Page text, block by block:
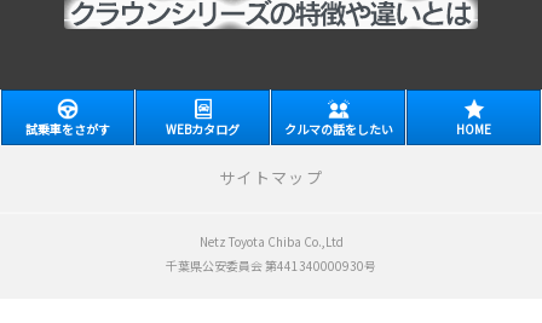
試乗車をさがす WEBカタログ クルマの話をしたい HOME
サイトマップ
Netz Toyota Chiba Co.,Ltd
千葉県公安委員会 第441340000930号